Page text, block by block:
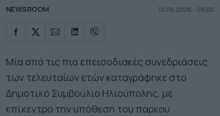
NEWSROOM 10.06.2026 - 09.00
Μία από τις πιο επεισοδιακές συνεδριάσεις
των τελευταίων ετών καταγράφηκε στο
Δημοτικό Συμβούλιο Ηλιούπολης, με
επίκεντρο την υπόθεση του πάρκου